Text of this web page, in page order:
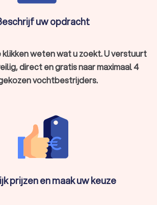
uw opdracht
weten wat u zoekt. U verstuurt
direct en gratis naar maximaal 4
vochtbestrijders.
prijzen en maak uw keuze